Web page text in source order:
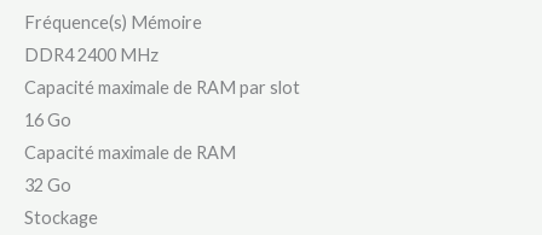
Fréquence(s) Mémoire
DDR4 2400 MHz
Capacité maximale de RAM par slot
16 Go
Capacité maximale de RAM
32 Go
Stockage